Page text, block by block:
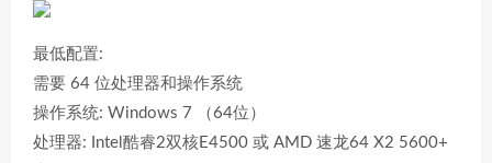
最低配置:
需要 64 位处理器和操作系统
操作系统: Windows 7 （64位）
处理器: Intel酷睿2双核E4500 或 AMD 速龙64 X2 5600+